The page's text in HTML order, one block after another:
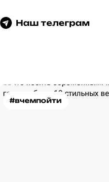
Наш телеграм
#вчемпойти